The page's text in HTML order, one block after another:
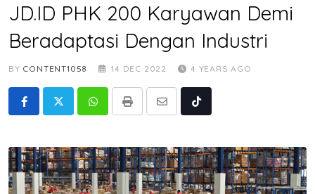
JD.ID PHK 200 Karyawan Demi
Beradaptasi Dengan Industri
BY CONTENT1058 14 DEC 2022 4 YEARS AGO
WhatsappPrint
Share
Tiktok